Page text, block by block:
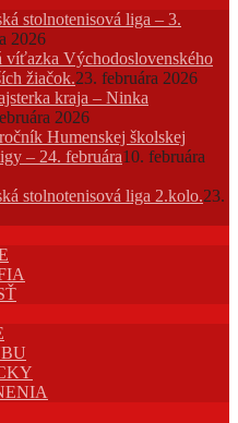
stolnotenisová liga – 3.
2026
víťazka Východoslovenského
žiačok.23. februára 2026
kraja – Ninka
2026
Humenskej školskej
– 24. februára10. februára
stolnotenisová liga 2.kolo.23.